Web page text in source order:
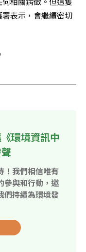
表示，會繼續密切
環境資訊中
！我們相信唯有
參與和行動，邀
們持續為環境發